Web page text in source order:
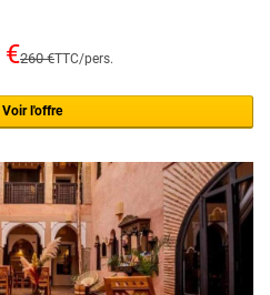
€260€TTC/pers.
Voir l'offre